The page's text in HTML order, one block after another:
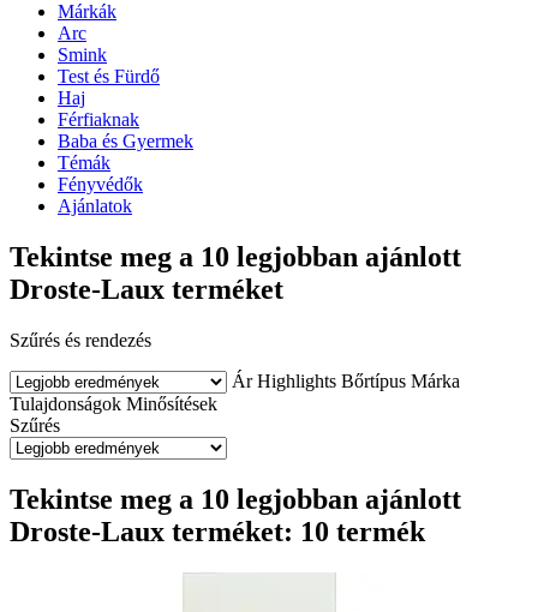
Márkák
Arc
Smink
Test és Fürdő
Haj
Férfiaknak
Baba és Gyermek
Témák
Fényvédők
Ajánlatok
Tekintse meg a 10 legjobban ajánlott
Droste-Laux terméket
Szűrés és rendezés
Ár Highlights Bőrtípus Márka
Tulajdonságok Minősítések
Szűrés
Tekintse meg a 10 legjobban ajánlott
Droste-Laux terméket: 10 termék